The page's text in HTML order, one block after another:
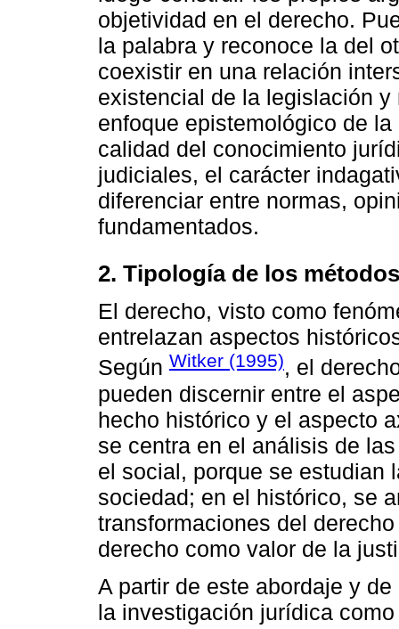
objetividad en el derecho.
la palabra y reconoce la del
coexistir en una relación
existencial de la legislación
enfoque epistemológico de
calidad del conocimiento
judiciales, el carácter
diferenciar entre normas,
fundamentados.
2. Tipología de los
El derecho, visto como
entrelazan aspectos
Según Witker (1995), el
pueden discernir entre el
hecho histórico y el aspecto
se centra en el análisis de
el social, porque se estudian
sociedad; en el histórico, se
transformaciones del
derecho como valor de la
A partir de este abordaje y
la investigación jurídica